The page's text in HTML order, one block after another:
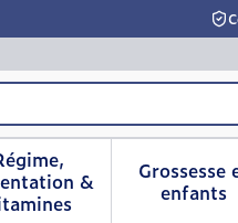
pour la catégorie
&
Afficher le sous-menu
Grossesse
enfants